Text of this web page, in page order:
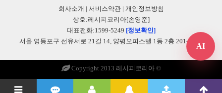
회사소개 | 서비스약관| 개인정보방침
상호:레시피코리아[손영준]
대표전화:1599-5249 [정보확인]
서울 영등포구 선유서로 21길 14, 양평오피스텔 1동 2층 201-B248
Copyright 2013 레시피코리아 ©
AI